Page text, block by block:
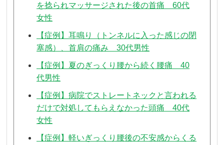
を捻られマッサージされた後の首痛 60代
女性
【症例】耳鳴り（トンネルに入った感じの閉
塞感）、首肩の痛み 30代男性
【症例】夏のぎっくり腰から続く腰痛 40
代男性
【症例】病院でストレートネックと言われる
だけで対処してもらえなかった頭痛 40代
女性
【症例】軽いぎっくり腰後の不安感からくる